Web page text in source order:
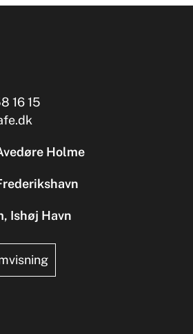
16 15
Holme
Ishøj Havn